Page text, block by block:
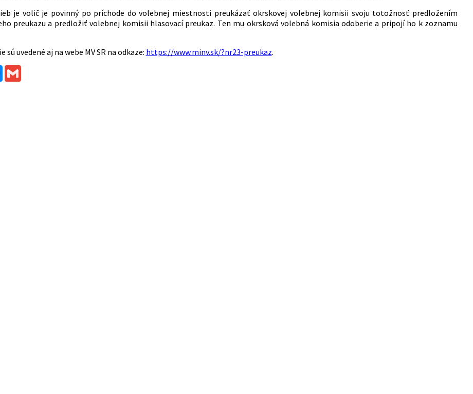
je volič je povinný po príchode do volebnej miestnosti preukázať okrskovej volebnej komisii svoju totožnosť predložením
preukazu a predložiť volebnej komisii hlasovací preukaz. Ten mu okrsková volebná komisia odoberie a pripojí ho k zoznamu
sú uvedené aj na webe MV SR na odkaze: https://www.minv.sk/?nr23-preukaz.
Messenger
Gmail